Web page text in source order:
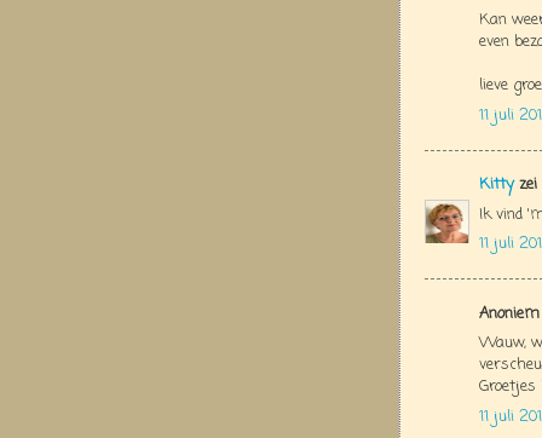
Kan
even
lieve
11 juli
Kittyzei
Ik vind
11 juli
Wauw,
Groetjes
11 juli